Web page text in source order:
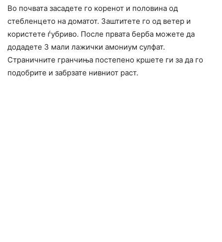
Во почвата засадете го коренот и половина од
стебленцето на доматот. Заштитете го од ветер и
користете ѓубриво. После првата берба можете да
додадете 3 мали лажички амониум сулфат.
Страничните гранчиња постепено кршете ги за да го
подобрите и забрзате нивниот раст.